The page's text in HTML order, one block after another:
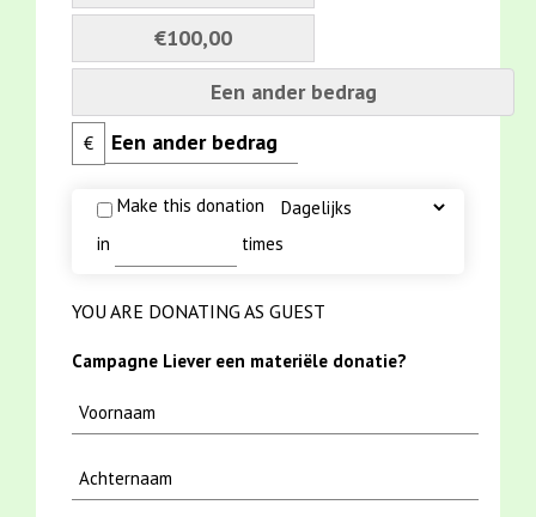
€100,00
Een ander bedrag
€
Make this donation
in
times
YOU ARE DONATING AS GUEST
Campagne Liever een materiële donatie?